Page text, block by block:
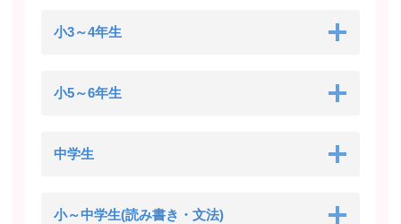
小3～4年生
小5～6年生
中学生
小～中学生(読み書き・文法)